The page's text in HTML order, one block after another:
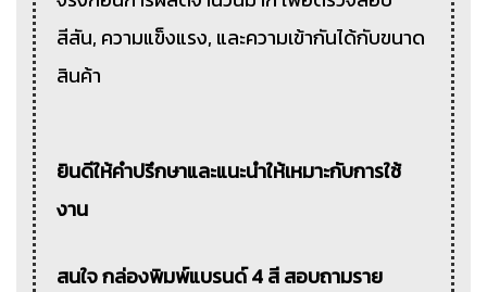
สีสัน, ความแข็งแรง, และความเข้ากันได้กับขนาด
สินค้า
ยินดีให้คำปรึกษาและแนะนำให้เหมาะกับการใช้
งาน
สนใจ กล่องพิมพ์แบรนด์ 4 สี สอบถามราย